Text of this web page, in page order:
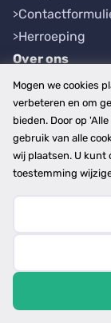
Herroeping
Over ons
Werkwijze
Overzichten
Plaatsen
Provincies
Copyright © 2026
privacy- en
Mogen we cookies
verbeteren en om
bieden. Door op
gebruik van alle
wij plaatsen. U kunt
toestemming